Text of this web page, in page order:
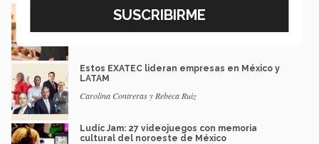
De negocio familiar a modelo de eventos: el
camino de una egresada
Mauricio Gaona
Estos EXATEC lideran empresas en México y
LATAM
Carolina Contreras y Rebeca Ruiz
Ludic Jam: 27 videojuegos con memoria
cultural del noroeste de México